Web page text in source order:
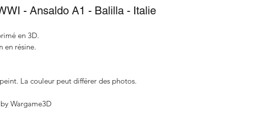
- Ansaldo A1 - Balilla - Italie
en 3D.
en résine.
La couleur peut différer des photos.
Wargame3D